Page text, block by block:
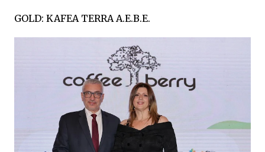
GOLD: KAFEA TERRA A.E.B.E.